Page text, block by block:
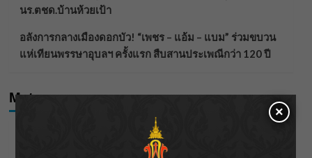
นร.ตชด.บ้านห้วยเป้า
อลังการกลางเมืองดอกบัว! “เพชร – แอ้ม – แบม” ร่วมขบวน
แห่เทียนพรรษาอุบลฯ ครั้งแรก สืบสานประเพณีกว่า 120 ปี
Meta
×